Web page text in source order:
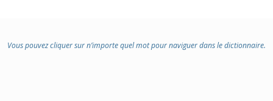
Vous pouvez cliquer sur n’importe quel mot pour naviguer dans le dictionnaire.